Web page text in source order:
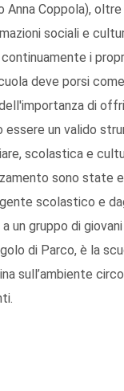
Anna Coppola),
sociali e
i
deve porsi
di
essere un valido
scolastica e
sono state
scolastico e
un gruppo di
di Parco, è la
sull’ambiente